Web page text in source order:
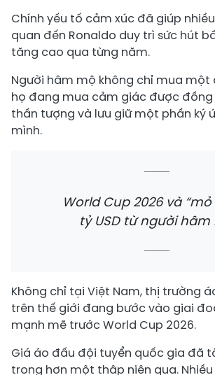
Chính yếu tố cảm xúc đã giúp
quan đến Ronaldo duy trì sức hút
tăng cao qua từng năm.
Người hâm mộ không chỉ mua một
họ đang mua cảm giác được đồng
thần tượng và lưu giữ một phần ký
mình.
World Cup 2026 và “mỏ
tỷ USD từ người hâm
Không chỉ tại Việt Nam, thị trường
trên thế giới đang bước vào giai
mạnh mẽ trước World Cup 2026.
Giá áo đấu đội tuyển quốc gia đã
trong hơn một thập niên qua.